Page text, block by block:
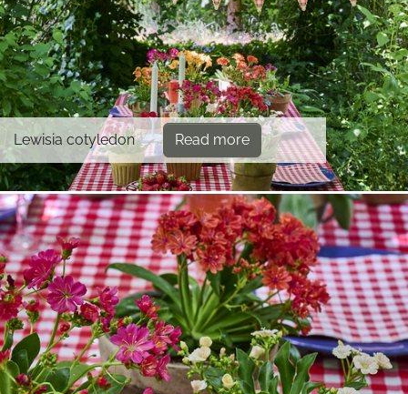
Lewisia cotyledon Read more